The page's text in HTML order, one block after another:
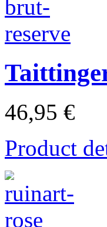
46,95 €
Product